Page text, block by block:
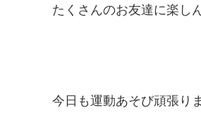
たくさんのお友達に楽し
今日も運動あそび頑張り